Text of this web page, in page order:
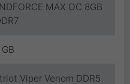
MAX OC 8GB
Viper Venom DDR5